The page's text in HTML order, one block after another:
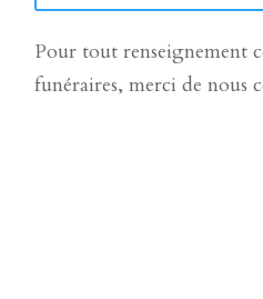
Pour tout renseignement
funéraires, merci de nous